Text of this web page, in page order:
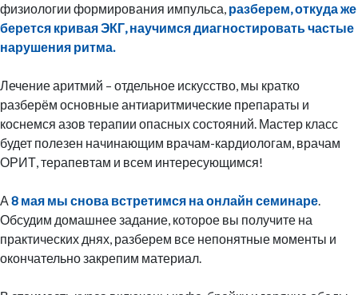
физиологии формирования импульса, разберем, откуда же
берется кривая ЭКГ, научимся диагностировать частые
нарушения ритма.
Лечение аритмий – отдельное искусство, мы кратко
разберём основные антиаритмические препараты и
коснемся азов терапии опасных состояний. Мастер класс
будет полезен начинающим врачам-кардиологам, врачам
ОРИТ, терапевтам и всем интересующимся!
А 8 мая мы снова встретимся на онлайн семинаре.
Обсудим домашнее задание, которое вы получите на
практических днях, разберем все непонятные моменты и
окончательно закрепим материал.